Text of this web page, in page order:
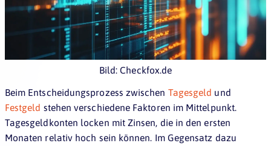
Bild: Checkfox.de
Beim Entscheidungsprozess zwischen Tagesgeld und
Festgeld stehen verschiedene Faktoren im Mittelpunkt.
Tagesgeldkonten locken mit Zinsen, die in den ersten
Monaten relativ hoch sein können. Im Gegensatz dazu